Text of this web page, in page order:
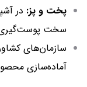
پخت و پز: در
سخت
سازمان‌های
آماده‌سازی